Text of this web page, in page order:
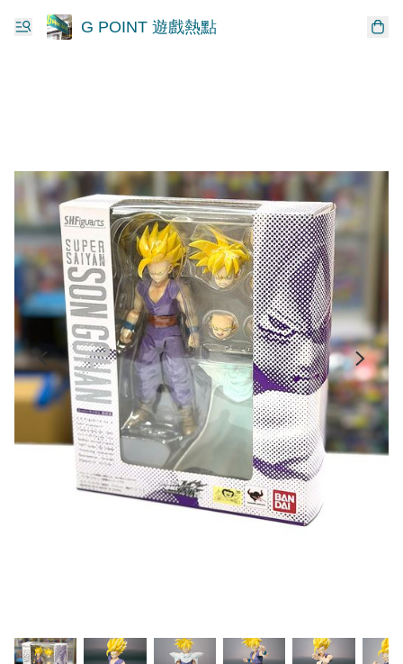
G POINT 遊戲熱點